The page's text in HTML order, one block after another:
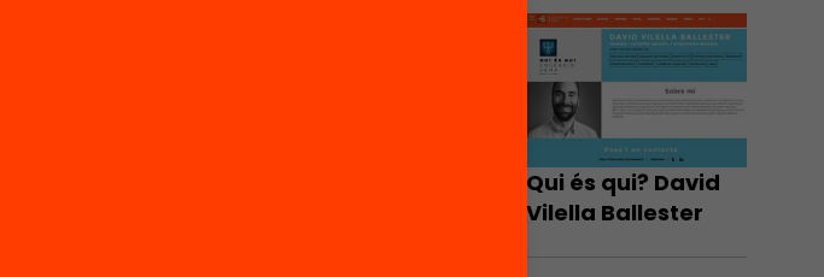
Qui és qui? David
Vilella Ballester